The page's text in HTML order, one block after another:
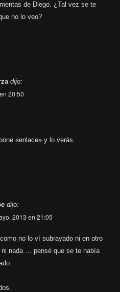
de Diego. ¿Tal vez se te
no lo veo?
dijo:
20:50
«enlace» y lo verás.
dijo:
2013 en 21:05
no lo ví subrayado ni en otro
ni nada … pensé que se te había